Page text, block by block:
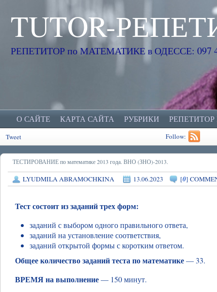
TUTOR-
РЕПЕТИТОР по МАТЕМАТИКЕ в ОДЕССЕ: 097
О САЙТЕ КАРТА САЙТА РУБРИКИ
Tweet Follow:
ТЕСТИРОВАНИЕ по математике 2013 года. ВНО (ЗНО)-2013.
LYUDMILA ABRAMOCHKINA 13.06.2023 [0]
Тест состоит из заданий трех форм:
заданий с выбором одного правильного ответа,
заданий на установление соответствия,
заданий открытой формы с коротким ответом.
Общее количество заданий теста по математике— 33.
ВРЕМЯ на выполнение— 150 минут.